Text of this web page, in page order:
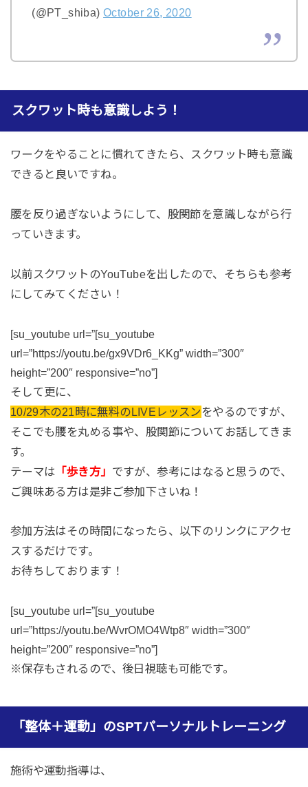
(@PT_shiba)October 26, 2020
スクワット時も意識しよう！
ワークをやることに慣れてきたら、スクワット時も意識
できると良いですね。
腰を反り過ぎないようにして、股関節を意識しながら行
っていきます。
以前スクワットのYouTubeを出したので、そちらも参考
にしてみてください！
[su_youtube url=”[su_youtube
url=”https://youtu.be/gx9VDr6_KKg” width=”300″
height=”200″ responsive=”no”]
そして更に、
10/29木の21時に無料のLIVEレッスンをやるのですが、
そこでも腰を丸める事や、股関節についてお話してきま
す。
テーマは 「歩き方」 ですが、参考にはなると思うので、
ご興味ある方は是非ご参加下さいね！
参加方法はその時間になったら、以下のリンクにアクセ
スするだけです。
お待ちしております！
[su_youtube url=”[su_youtube
url=”https://youtu.be/WvrOMO4Wtp8″ width=”300″
height=”200″ responsive=”no”]
※保存もされるので、後日視聴も可能です。
「整体＋運動」のSPTパーソナルトレーニング
施術や運動指導は、